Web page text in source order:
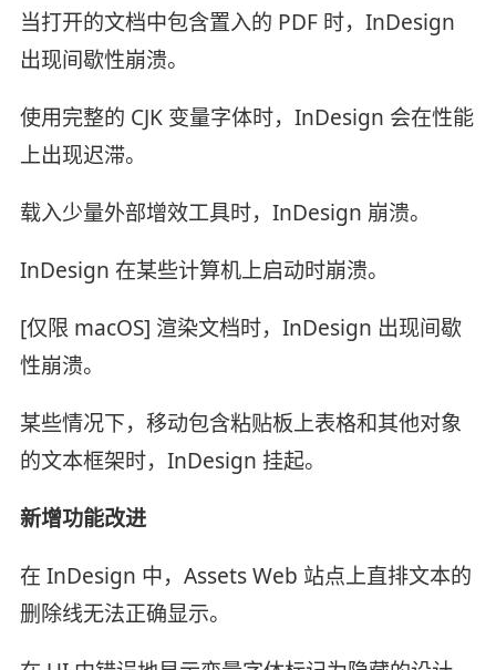
当打开的文档中包含置入的 PDF 时，InDesign
出现间歇性崩溃。
使用完整的 CJK 变量字体时，InDesign 会在性能
上出现迟滞。
载入少量外部增效工具时，InDesign 崩溃。
InDesign 在某些计算机上启动时崩溃。
[仅限 macOS] 渲染文档时，InDesign 出现间歇
性崩溃。
某些情况下，移动包含粘贴板上表格和其他对象
的文本框架时，InDesign 挂起。
新增功能改进
在 InDesign 中，Assets Web 站点上直排文本的
删除线无法正确显示。